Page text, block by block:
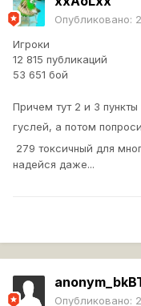
Опубликовано:
Игроки
12 815 публикаций
53 651 бой
Причем тут 2 и 3
гуслей, а потом
279 токсичный для
надейся даже...
Опубликовано: